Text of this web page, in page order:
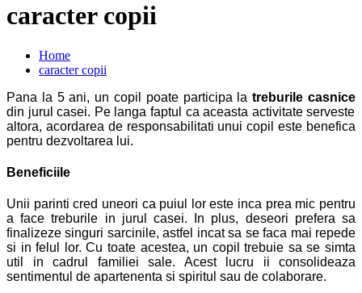
caracter copii
Home
caracter copii
Pana la 5 ani, un copil poate participa latreburile casnice
din jurul casei. Pe langa faptul ca aceasta activitate serveste
altora, acordarea de responsabilitati unui copil este benefica
pentru dezvoltarea lui.
Beneficiile
Unii parinti cred uneori ca puiul lor este inca prea mic pentru
a face treburile in jurul casei. In plus, deseori prefera sa
finalizeze singuri sarcinile, astfel incat sa se faca mai repede
si in felul lor. Cu toate acestea, un copil trebuie sa se simta
util in cadrul familiei sale. Acest lucru ii consolideaza
sentimentul de apartenenta si spiritul sau de colaborare.